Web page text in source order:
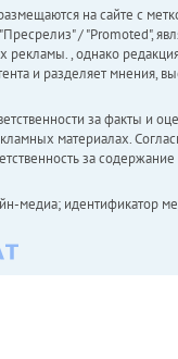
на сайте с
/ "Promoted",
рекламы. , однако
и разделяет мнения,
за факты и
материалах.
за
медиа; идентификатор